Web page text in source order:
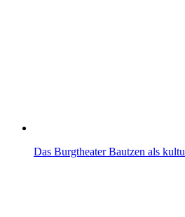
Das Burgtheater Bautzen als